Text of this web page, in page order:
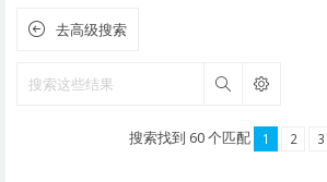
去高级搜索
搜索
搜索找到 60 个匹配 1 2 3